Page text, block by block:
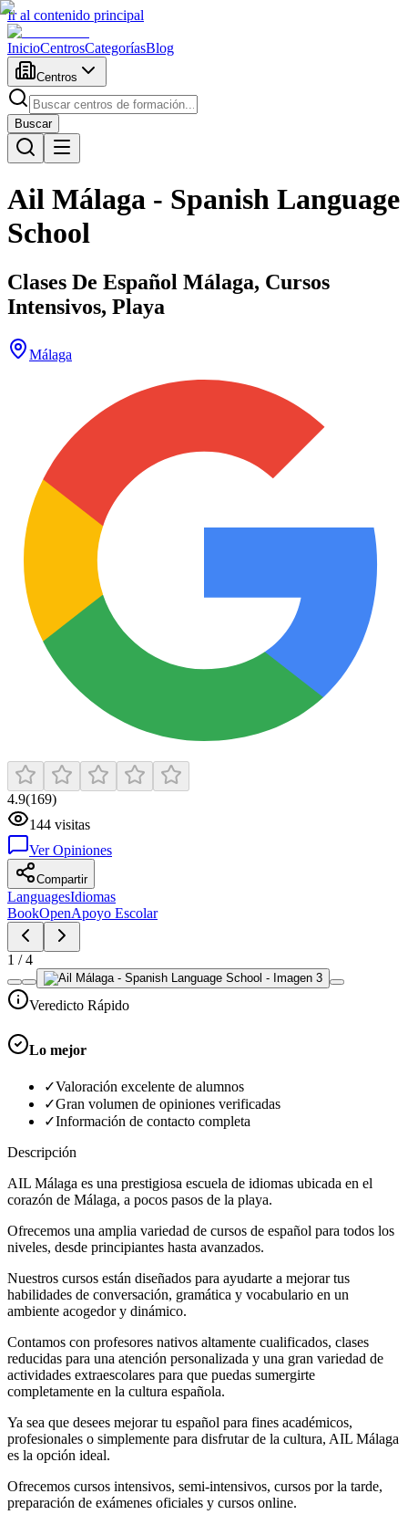
Ir al contenido principal
InicioCentrosCategoríasBlog
Centros
Buscar
Ail Málaga - Spanish Language
School
Clases De Español Málaga, Cursos
Intensivos, Playa
Málaga
4.9(169)
144 visitas
Ver Opiniones
Compartir
LanguagesIdiomas
BookOpenApoyo Escolar
1 /4
Veredicto Rápido
Lo mejor
✓Valoración excelente de alumnos
✓Gran volumen de opiniones verificadas
✓Información de contacto completa
Descripción
AIL Málaga es una prestigiosa escuela de idiomas ubicada en el
corazón de Málaga, a pocos pasos de la playa.
Ofrecemos una amplia variedad de cursos de español para todos los
niveles, desde principiantes hasta avanzados.
Nuestros cursos están diseñados para ayudarte a mejorar tus
habilidades de conversación, gramática y vocabulario en un
ambiente acogedor y dinámico.
Contamos con profesores nativos altamente cualificados, clases
reducidas para una atención personalizada y una gran variedad de
actividades extraescolares para que puedas sumergirte
completamente en la cultura española.
Ya sea que desees mejorar tu español para fines académicos,
profesionales o simplemente para disfrutar de la cultura, AIL Málaga
es la opción ideal.
Ofrecemos cursos intensivos, semi-intensivos, cursos por la tarde,
preparación de exámenes oficiales y cursos online.